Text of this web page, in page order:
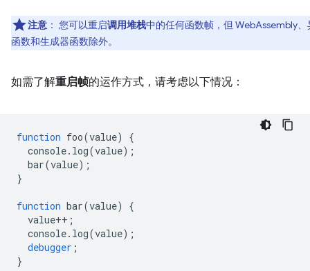
注意 ： 您可以重启调用堆栈中的任何函数帧，但 WebAssembly、
函数和生成器函数除外。
如需了解重启帧的运作方式，请考虑以下情况：
function foo(value)
{
console. log(value);
bar(value);
}
function bar(value)
{
value++ ;
console. log(value);
debugger ;
}